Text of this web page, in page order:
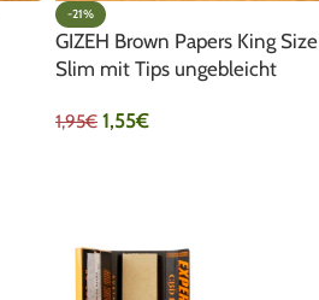
-21%
GIZEH Brown Papers King Size
Slim mit Tips ungebleicht
1,95€ 1,55€